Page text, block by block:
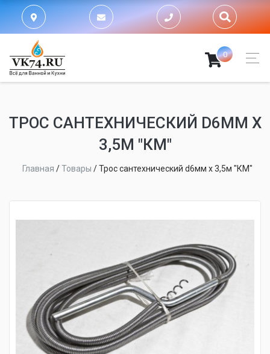
0
ТРОС САНТЕХНИЧЕСКИЙ D6ММ Х
3,5М "КМ"
Главная /Товары /Трос сантехнический d6мм х 3,5м "КМ"